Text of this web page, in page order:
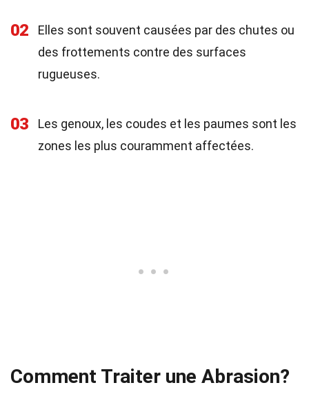
02
Elles sont souvent causées par des chutes ou
des frottements contre des surfaces
rugueuses.
03
Les genoux, les coudes et les paumes sont les
zones les plus couramment affectées.
Comment Traiter une Abrasion?